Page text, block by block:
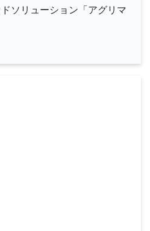
ソリューション「アグリマ